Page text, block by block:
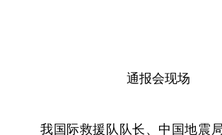
通报会现场
我国际救援队队长、中国地震局